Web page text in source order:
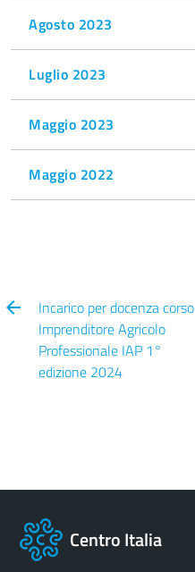
Agosto 2023
Luglio 2023
Maggio 2023
Maggio 2022
Incarico per docenza corso
Imprenditore Agricolo
Professionale IAP 1°
edizione 2024
Centro Italia